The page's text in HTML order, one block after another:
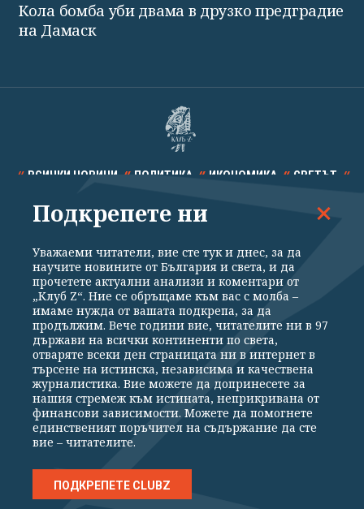
Кола бомба уби двама в друзко предградие
на Дамаск
ВСИЧКИ НОВИНИ ПОЛИТИКА ИКОНОМИКА СВЕТЪТ
СПОРТ КУЛТУРА ТЕХНОЛОГИИ КАЛЕЙДОСКОП
Общи условия
Политика за поверителност
Реклама
Партньори Контакти
За Клуб Z
Екип
Подкрепете ни
Издател на www.clubz.bg е „Клуб Зебра Медия“ ЕООД, София, ул. "Алеко
Константинов" 3. Всички права запазени 2026 „Клуб Зебра Медия“
Препечатването на материали, снимки и видео от www.clubz.bg без
разрешение ще бъде преследвано по съдебен път, съгласно
ОБЩИТЕ УСЛОВИЯ
Подкрепете ни
Уважаеми читатели, вие сте тук и днес, за да
научите новините от България и света, и да
прочетете актуални анализи и коментари от
„Клуб Z“. Ние се обръщаме към вас с молба –
имаме нужда от вашата подкрепа, за да
продължим. Вече години вие, читателите ни в 97
държави на всички континенти по света,
отваряте всеки ден страницата ни в интернет в
търсене на истинска, независима и качествена
журналистика. Вие можете да допринесете за
нашия стремеж към истината, неприкривана от
финансови зависимости. Можете да помогнете
единственият поръчител на съдържание да сте
вие – читателите.
ПОДКРЕПЕТЕ CLUBZ